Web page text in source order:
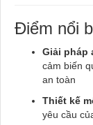
Điểm nổi
Giải pháp
cảm biến
an toàn
Thiết kế
yêu cầu